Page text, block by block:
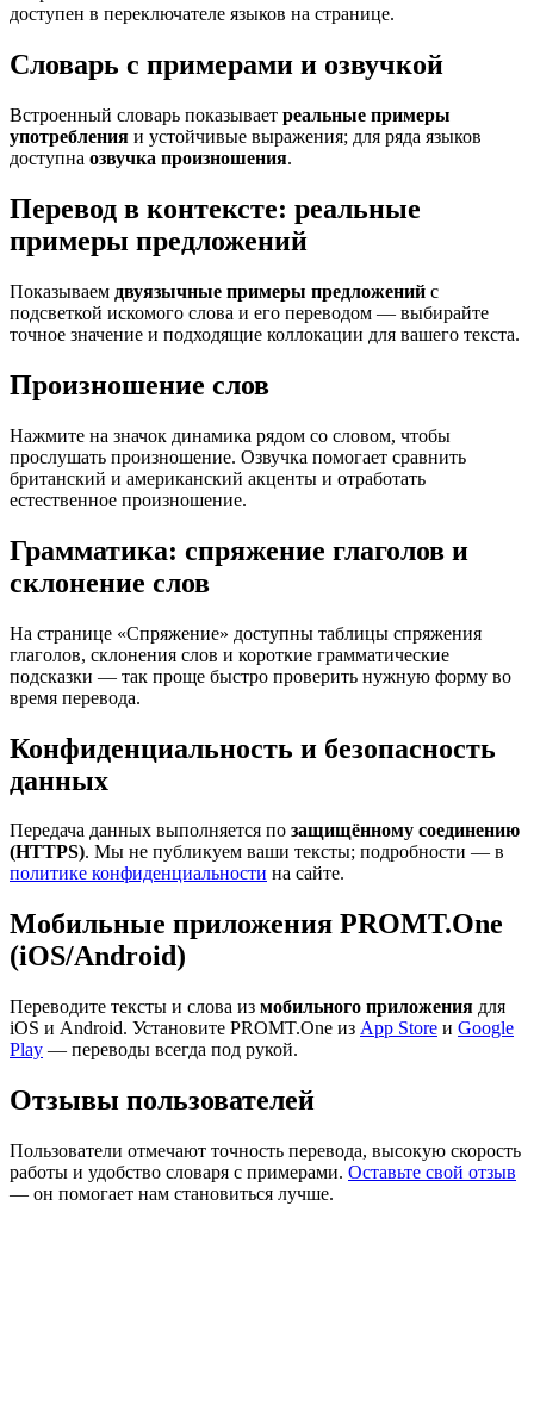
доступен в переключателе языков на странице.
Словарь с примерами и озвучкой
Встроенный словарь показывает реальные примеры
употребления и устойчивые выражения; для ряда языков
доступна озвучка произношения.
Перевод в контексте: реальные
примеры предложений
Показываем двуязычные примеры предложений с
подсветкой искомого слова и его переводом — выбирайте
точное значение и подходящие коллокации для вашего текста.
Произношение слов
Нажмите на значок динамика рядом со словом, чтобы
прослушать произношение. Озвучка помогает сравнить
британский и американский акценты и отработать
естественное произношение.
Грамматика: спряжение глаголов и
склонение слов
На странице «Спряжение» доступны таблицы спряжения
глаголов, склонения слов и короткие грамматические
подсказки — так проще быстро проверить нужную форму во
время перевода.
Конфиденциальность и безопасность
данных
Передача данных выполняется по защищённому соединению
(HTTPS). Мы не публикуем ваши тексты; подробности — в
политике конфиденциальности на сайте.
Мобильные приложения PROMT.One
(iOS/Android)
Переводите тексты и слова из мобильного приложения для
iOS и Android. Установите PROMT.One из App Store и Google
Play — переводы всегда под рукой.
Отзывы пользователей
Пользователи отмечают точность перевода, высокую скорость
работы и удобство словаря с примерами. Оставьте свой отзыв
— он помогает нам становиться лучше.